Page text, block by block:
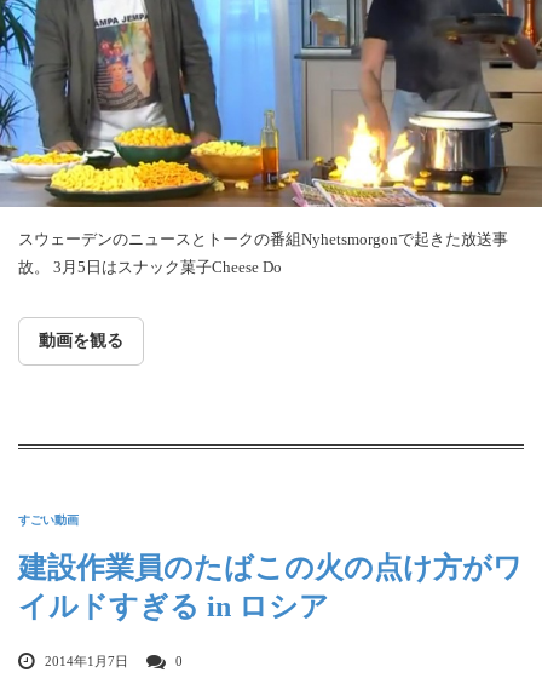
スウェーデンのニュースとトークの番組Nyhetsmorgonで起きた放送事
故。 3月5日はスナック菓子Cheese Do
動画を観る
すごい動画
建設作業員のたばこの火の点け方がワ
イルドすぎる in ロシア
2014年1月7日 0